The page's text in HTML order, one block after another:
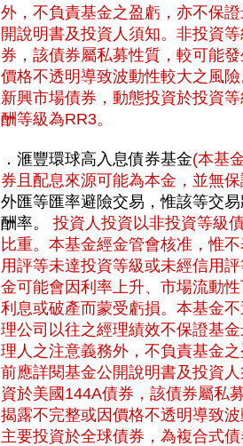
外，不負責基金之盈虧，亦不保
開說明書及投資人須知。非投資
券，該債券屬私募性質，較可能
價格不透明導致波動性較大之風
新興市場債券，動態投資於投資
酬等級為RR3。
．滙豐環球高入息債券基金(本基
券且配息來源可能為本金，並無
外匯等匯率避險交易，惟該等交
酬率。 投資人投資以非投資等級
比重。本基金經金管會核准，惟
用評等未達投資等級或未經信用
金可能會因利率上升、市場流動
利息或破產而蒙受虧損。本基金
理公司以往之經理績效不保證基
理人之注意義務外，不負責基金
前應詳閱基金公開說明書及投資
資於美國144A債券，該債券屬私
揭露不完整或因價格不透明導致
主要投資於全球債券，為複合式